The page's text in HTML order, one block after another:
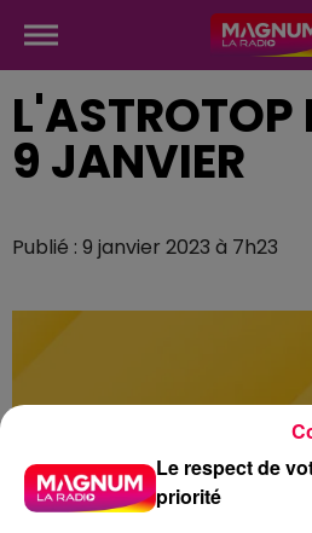
L'ASTROTOP
9 JANVIER
Publié : 9 janvier 2023 à 7h23
Le respect de
priorité